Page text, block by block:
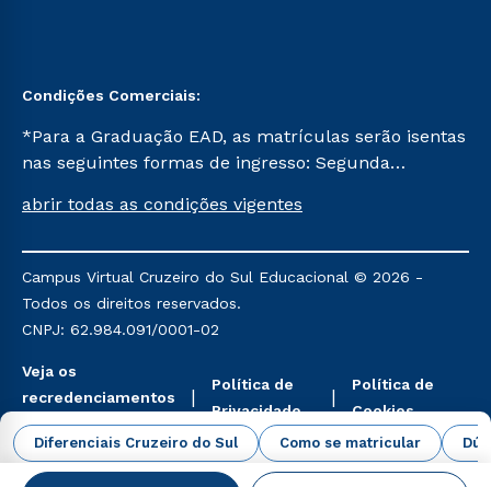
Diferenciais Cruzeiro do Sul Como se matricular
Condições Comerciais:
*Para a Graduação EAD, as matrículas serão isentas
nas seguintes formas de ingresso: Segunda
Já para as demais, a taxa de matrícula será de R$
mencionadas são referentes aos cursos: Ensino
Religioso, Geografia para a Docência e Metodologia
do Ensino de História: Questões Atuais.
abrir todas as condições vigentes
Campus Virtual Cruzeiro do Sul Educacional © 2026 -
Todos os direitos reservados.
CNPJ: 62.984.091/0001-02
Veja os
recredenciamentos
aqui
Política de
Privacidade
Política de
Cookies